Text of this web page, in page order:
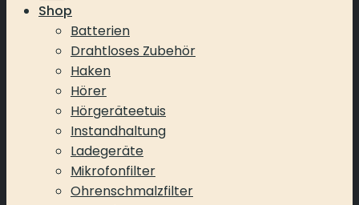
Shop
Batterien
Drahtloses Zubehör
Haken
Hörer
Hörgeräteetuis
Instandhaltung
Ladegeräte
Mikrofonfilter
Ohrenschmalzfilter